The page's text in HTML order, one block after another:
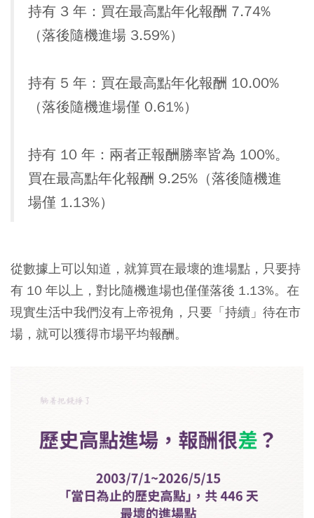
持有 3 年：買在最高點年化報酬 7.74%
（落後隨機進場 3.59%）
持有 5 年：買在最高點年化報酬 10.00%
（落後隨機進場僅 0.61%）
持有 10 年：兩者正報酬勝率皆為 100%。
買在最高點年化報酬 9.25%（落後隨機進
場僅 1.13%）
從數據上可以知道，就算買在最壞的進場點，只要持
有 10 年以上，對比隨機進場也僅僅落後 1.13%。在
現實生活中我們沒有上帝視角，只要「持續」待在市
場，就可以獲得市場平均報酬。